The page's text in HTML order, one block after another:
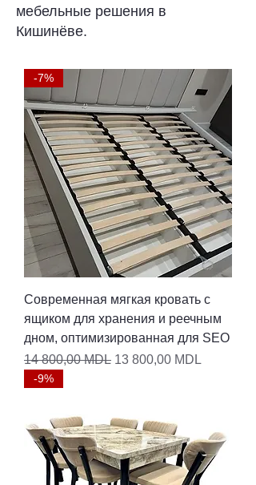
мебельные решения в
Кишинёве.
-7%
Современная мягкая кровать с
ящиком для хранения и реечным
дном, оптимизированная для SEO
Обычная цена
14 800,00 MDL Цена со скидкой
13 800,00 MDL
-9%